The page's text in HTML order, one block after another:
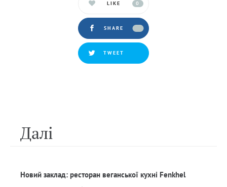
LIKE 0
SHARE
TWEET
Далi
Новий заклад: ресторан веганської кухні Fenkhel